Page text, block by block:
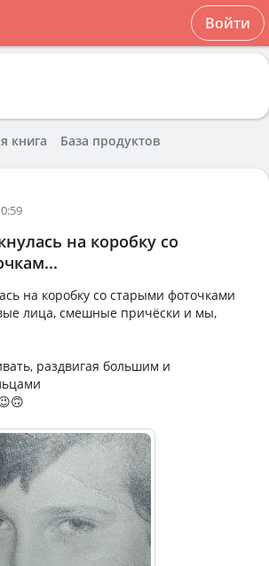
Войти
книга База продуктов
на коробку со
на коробку со старыми фоточками
лица, смешные причёски и мы,
раздвигая большим и